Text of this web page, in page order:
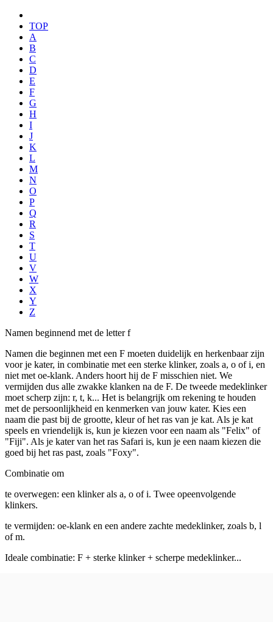
TOP
A
B
C
D
E
F
G
H
I
J
K
L
M
N
O
P
Q
R
S
T
U
V
W
X
Y
Z
Namen beginnend met de letter f
Namen die beginnen met een F moeten duidelijk en herkenbaar zijn
voor je kater, in combinatie met een sterke klinker, zoals a, o of i, en
niet met oe-klank. Anders hoort hij de F misschien niet. We
vermijden dus alle zwakke klanken na de F. De tweede medeklinker
moet scherp zijn: r, t, k... Het is belangrijk om rekening te houden
met de persoonlijkheid en kenmerken van jouw kater. Kies een
naam die past bij de grootte, kleur of het ras van je kat. Als je kat
speels en vriendelijk is, kun je kiezen voor een naam als "Felix" of
"Fiji". Als je kater van het ras Safari is, kun je een naam kiezen die
goed bij het ras past, zoals "Foxy".
Combinatie om
te overwegen: een klinker als a, o of i. Twee opeenvolgende
klinkers.
te vermijden: oe-klank en een andere zachte medeklinker, zoals b, l
of m.
Ideale combinatie: F + sterke klinker + scherpe medeklinker...